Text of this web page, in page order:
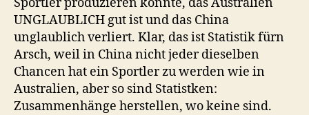
UNGLAUBLICH gut ist und das China
unglaublich verliert. Klar, das ist Statistik fürn
Arsch, weil in China nicht jeder dieselben
Chancen hat ein Sportler zu werden wie in
Australien, aber so sind Statistken:
Zusammenhänge herstellen, wo keine sind.